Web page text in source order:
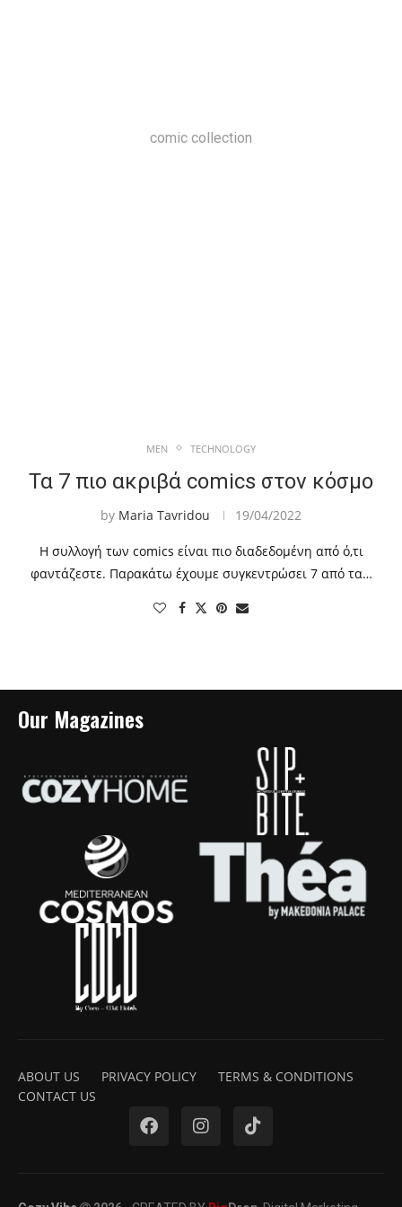
comic collection
MEN TECHNOLOGY
Τα 7 πιο ακριβά comics στον κόσμο
by Maria Tavridou 19/04/2022
Η συλλογή των comics είναι πιο διαδεδομένη από ό,τι
φαντάζεστε. Παρακάτω έχουμε συγκεντρώσει 7 από τα…
Our Magazines
ABOUT US PRIVACY POLICY
TERMS & CONDITIONS
CONTACT US